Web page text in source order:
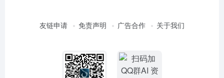
友链申请 免责声明 广告合作 关于我们